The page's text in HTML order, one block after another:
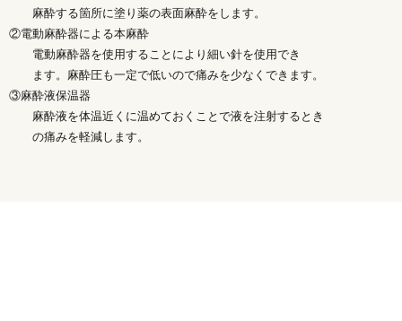
麻酔する箇所に塗り薬の表面麻酔をします。
②電動麻酔器による本麻酔
電動麻酔器を使用することにより細い針を使用でき
ます。麻酔圧も一定で低いので痛みを少なくできます。
③麻酔液保温器
麻酔液を体温近くに温めておくことで液を注射するとき
の痛みを軽減します。